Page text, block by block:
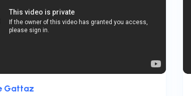
Gattaz